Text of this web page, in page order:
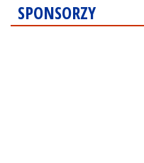
SPONSORZY